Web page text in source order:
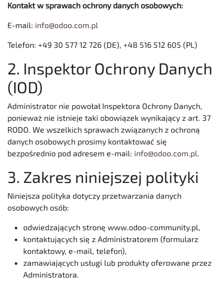
Kontakt w sprawach ochrony danych osobowych:
E-mail: info@odoo.com.pl
Telefon: +49 30 577 12 726 (DE), +48 516 512 605 (PL)
2. Inspektor Ochrony Danych
(IOD)
Administrator nie powołał Inspektora Ochrony Danych,
ponieważ nie istnieje taki obowiązek wynikający z art. 37
RODO. We wszelkich sprawach związanych z ochroną
danych osobowych prosimy kontaktować się
bezpośrednio pod adresem e-mail: info@odoo.com.pl.
3. Zakres niniejszej polityki
Niniejsza polityka dotyczy przetwarzania danych
osobowych osób:
odwiedzających stronę www.odoo-community.pl,
kontaktujących się z Administratorem (formularz
kontaktowy, e-mail, telefon),
zamawiających usługi lub produkty oferowane przez
Administratora.